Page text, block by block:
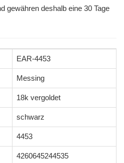
gewähren deshalb eine 30 Tage
EAR-4453
Messing
18k vergoldet
schwarz
4453
4260645244535